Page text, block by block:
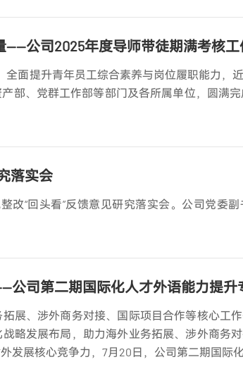
公司2025年度导师带徒期满考核
全面提升青年员工综合素养与岗位履职能力，
部、党群工作部等部门及各所属单位，圆满
落实会
改“回头看”反馈意见研究落实会。公司党委
公司第二期国际化人才外语能力提升
展、涉外商务对接、国际项目合作等核心工
略发展布局，助力海外业务拓展、涉外商务
发展核心竞争力，7月20日，公司第二期国际